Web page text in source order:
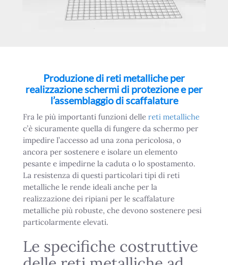
Produzione di reti metalliche per
realizzazione schermi di protezione e per
l’assemblaggio di scaffalature
Fra le più importanti funzioni delle reti metalliche
c’è sicuramente quella di fungere da schermo per
impedire l’accesso ad una zona pericolosa, o
ancora per sostenere e isolare un elemento
pesante e impedirne la caduta o lo spostamento.
La resistenza di questi particolari tipi di reti
metalliche le rende ideali anche per la
realizzazione dei ripiani per le scaffalature
metalliche più robuste, che devono sostenere pesi
particolarmente elevati.
Le specifiche costruttive